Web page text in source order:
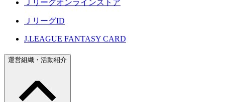
Ｊリーグオンラインストア
ＪリーグID
J.LEAGUE FANTASY CARD
運営組織・活動紹介